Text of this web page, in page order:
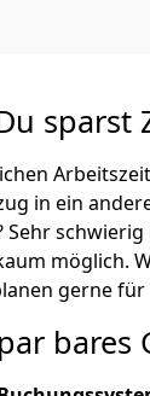
sparst
in ein
Sehr
möglich.
gerne für
bares